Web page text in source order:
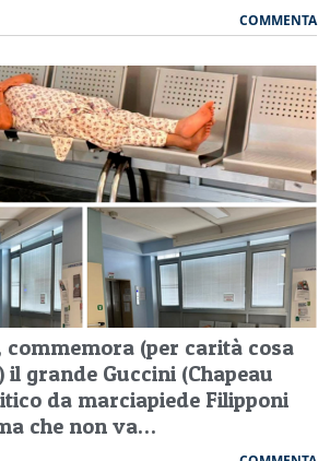
COMMENTA
commemora (per carità cosa
il grande Guccini (Chapeau
da marciapiede Filipponi
che non va…